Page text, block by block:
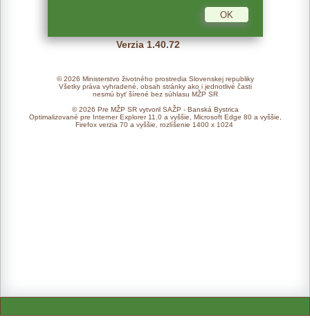
Verzia 1.40.72
© 2026 Ministerstvo životného prostredia Slovenskej republiky
Všetky práva vyhradené, obsah stránky ako i jednotlivé časti
nesmú byť šírené bez súhlasu MŽP SR
© 2026 Pre MŽP SR vytvoril SAŽP - Banská Bystrica
Optimalizované pre Interner Explorer 11.0 a vyššie, Microsoft Edge 80 a vyššie,
Firefox verzia 70 a vyššie, rozlíšenie 1400 x 1024